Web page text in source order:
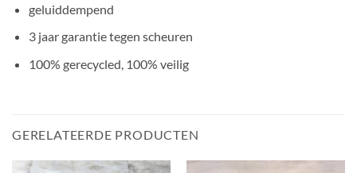
geluiddempend
3 jaar garantie tegen scheuren
100% gerecycled, 100% veilig
GERELATEERDE PRODUCTEN